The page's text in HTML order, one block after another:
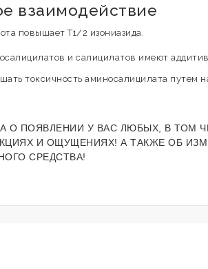
взаимодействие
повышает T1/2 изониазида.
и салицилатов имеют
токсичность аминосалицилата путем
О ПОЯВЛЕНИИ У ВАС ЛЮБЫХ, В ТОМ
И ОЩУЩЕНИЯХ! А ТАКЖЕ ОБ
СРЕДСТВА!